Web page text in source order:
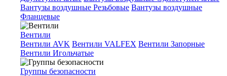
Вантузы воздушные Резьбовые Вантузы воздушные
Фланцевые
Вентили
Вентили AVK Вентили VALFEX Вентили Запорные
Вентили Игольчатые
Группы безопасности